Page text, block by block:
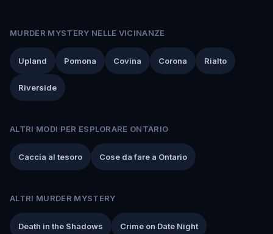
MURDER MYSTERY NELLE VICINANZE
Upland Pomona Covina Corona Rialto
Riverside
ALTRI MODI PER ESPLORARE ONTARIO
Caccia al tesoro Cose da fare a Ontario
ALTRI MURDER MYSTERY
Death in the Shadows Crime on Date Night